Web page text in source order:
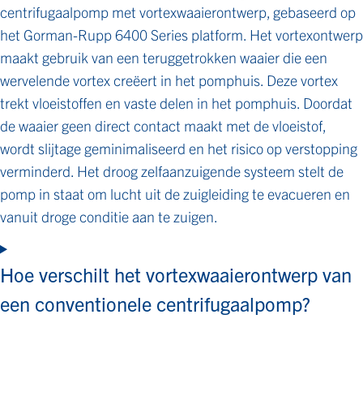
centrifugaalpomp met vortexwaaierontwerp, gebaseerd op
het Gorman-Rupp 6400 Series platform. Het vortexontwerp
maakt gebruik van een teruggetrokken waaier die een
wervelende vortex creëert in het pomphuis. Deze vortex
trekt vloeistoffen en vaste delen in het pomphuis. Doordat
de waaier geen direct contact maakt met de vloeistof,
wordt slijtage geminimaliseerd en het risico op verstopping
verminderd. Het droog zelfaanzuigende systeem stelt de
pomp in staat om lucht uit de zuigleiding te evacueren en
vanuit droge conditie aan te zuigen.
Hoe verschilt het vortexwaaierontwerp van
een conventionele centrifugaalpomp?